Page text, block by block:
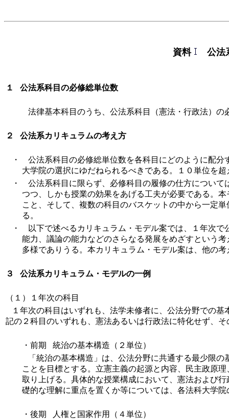
資料 公法
１ 公法系科目の必修総単位数
法律基本科目のうち、公法系科目（憲法・行政法）の
２ 公法系カリキュラムの考え方
・
公法系科目の必修総単位数を各科目にどのように配
大学院の選択にゆだねられるべきである。１０単位を
・
公法系科目に限らず、必修科目の履修の仕方につい
つつ、しかも授業の効果をあげる工夫が必要である。
こと、そして、複数の科目のバスケットの中から一定
る。
・
以下で述べるカリキュラム・モデル案では、１年次
能力、議論の能力などのさらなる発展をめざすという
多様でありうる。本カリキュラム・モデル案は、他の
３ 公法系カリキュラム・モデルの一例
（１）１年次の科目
１年次の科目はいずれも、法学未修者に、公法分野での
記の２科目のいずれも、憲法あるいは行政法に特化せず、
・前期 統治の基本構造（２単位）
「統治の基本構造」は、公法分野に共通する最少限
ことを目標とする。立憲主義の起源と内容、民主政原
取り上げる。具体的な授業構成において、憲法および
礎的な理解に重点を置くか等については、各法科大学
・後期 人権と国家作用（４単位）